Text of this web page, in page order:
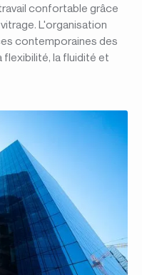
confortable grâce
L'organisation
contemporaines des
flexibilité, la fluidité et